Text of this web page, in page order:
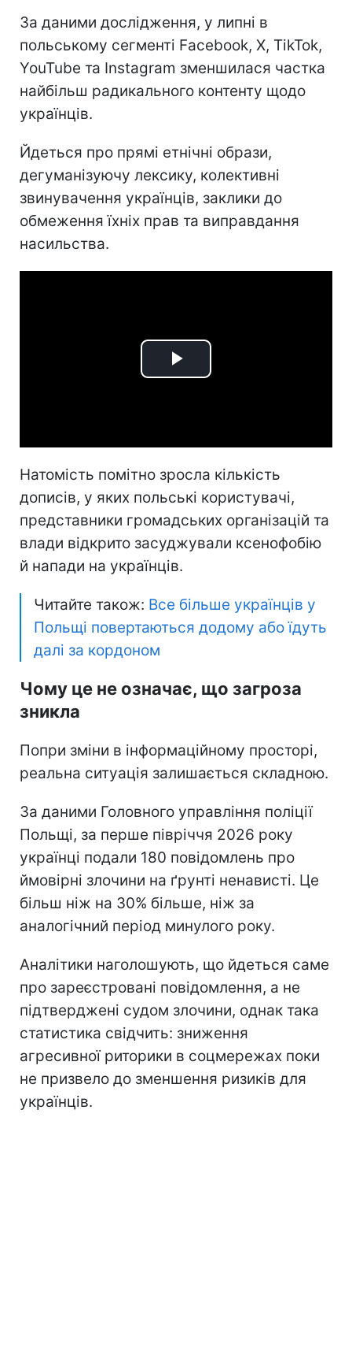
За даними дослідження, у липні в
польському сегменті Facebook, X, TikTok,
YouTube та Instagram зменшилася частка
найбільш радикального контенту щодо
українців.
Йдеться про прямі етнічні образи,
дегуманізуючу лексику, колективні
звинувачення українців, заклики до
обмеження їхніх прав та виправдання
насильства.
Play
Натомість помітно зросла кількість
дописів, у яких польські користувачі,
представники громадських організацій та
влади відкрито засуджували ксенофобію
й напади на українців.
Читайте також: Все більше українців у
Польщі повертаються додому або їдуть
далі за кордоном
Чому це не означає, що загроза
зникла
Попри зміни в інформаційному просторі,
реальна ситуація залишається складною.
За даними Головного управління поліції
Польщі, за перше півріччя 2026 року
українці подали 180 повідомлень про
ймовірні злочини на ґрунті ненависті. Це
більш ніж на 30% більше, ніж за
аналогічний період минулого року.
Аналітики наголошують, що йдеться саме
про зареєстровані повідомлення, а не
підтверджені судом злочини, однак така
статистика свідчить: зниження
агресивної риторики в соцмережах поки
не призвело до зменшення ризиків для
українців.